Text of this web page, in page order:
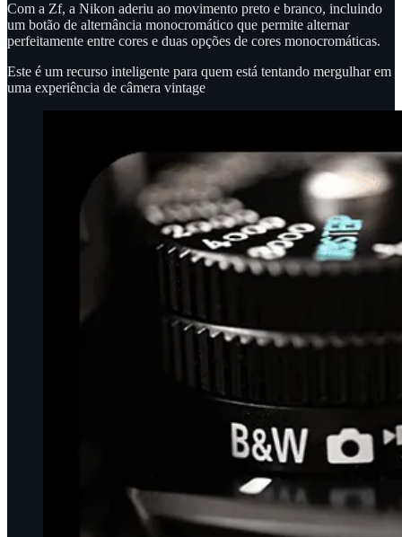
Com a Zf, a Nikon aderiu ao movimento preto e branco, incluindo
um botão de alternância monocromático que permite alternar
perfeitamente entre cores e duas opções de cores monocromáticas.
Este é um recurso inteligente para quem está tentando mergulhar em
uma experiência de câmera vintage